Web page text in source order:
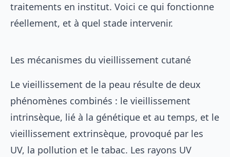
traitements en institut. Voici ce qui fonctionne
réellement, et à quel stade intervenir.
Les mécanismes du vieillissement cutané
Le vieillissement de la peau résulte de deux
phénomènes combinés : le vieillissement
intrinsèque, lié à la génétique et au temps, et le
vieillissement extrinsèque, provoqué par les
UV, la pollution et le tabac. Les rayons UV